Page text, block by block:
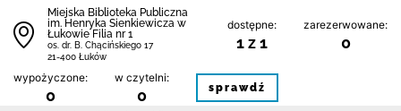
Miejska Biblioteka Publiczna
im. Henryka Sienkiewicza w
Łukowie Filia nr 1
os. dr. B. Chącińskiego 17
21-400 Łuków
dostępne:
1 z 1
zarezerwowane:
0
wypożyczone:
0
w czytelni:
0 sprawdź